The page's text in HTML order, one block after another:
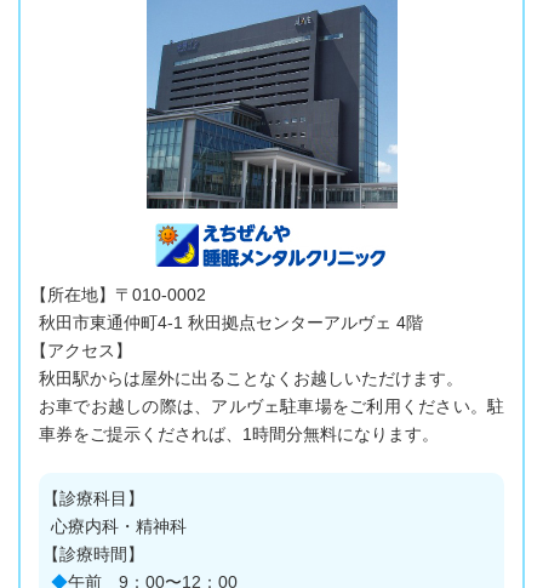
【所在地】〒010-0002
秋田市東通仲町4-1 秋田拠点センターアルヴェ 4階
【アクセス】
秋田駅からは屋外に出ることなくお越しいただけます。
お車でお越しの際は、アルヴェ駐車場をご利用ください。駐
車券をご提示くだされば、1時間分無料になります。
【診療科目】
心療内科・精神科
【診療時間】
◆午前 9：00〜12：00